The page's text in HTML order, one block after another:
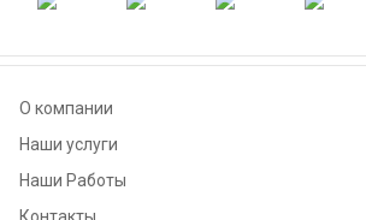
О компании
Наши услуги
Наши Работы